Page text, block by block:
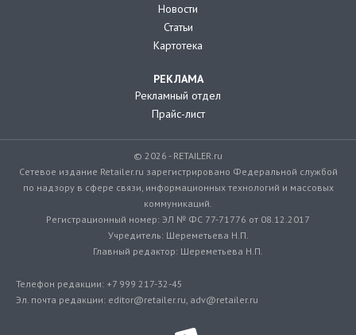
Новости
Статьи
Картотека
РЕКЛАМА
Рекламный отдел
Прайс-лист
© 2026 - RETAILER.ru
Сетевое издание Retailer.ru зарегистрировано Федеральной службой
по надзору в сфере связи, информационных технологий и массовых
коммуникаций.
Регистрационный номер: ЭЛ № ФС 77-71776 от 08.12.2017
Учредитель: Шереметьева Н.П.
Главный редактор: Шереметьева Н.П.
Телефон редакции: +7 999 217-32-45
Эл. почта редакции: editor@retailer.ru, adv@retailer.ru